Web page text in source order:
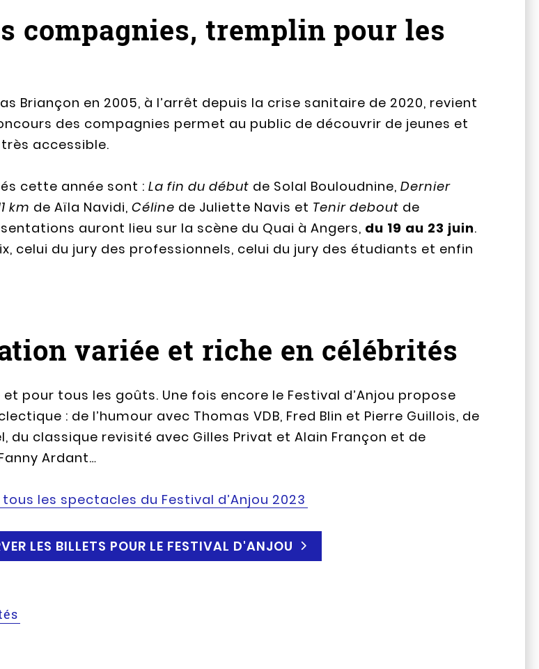
compagnies, tremplin pour les
Briançon en 2005, à l’arrêt depuis la crise sanitaire de 2020, revient
des compagnies permet au public de découvrir de jeunes et
accessible.
cette année sont : La fin du début de Solal Bouloudnine, Dernier
km de Aïla Navidi, Céline de Juliette Navis et Tenir debout de
auront lieu sur la scène du Quai à Angers, du 19 au 23 juin.
celui du jury des professionnels, celui du jury des étudiants et enfin
variée et riche en célébrités
pour tous les goûts. Une fois encore le Festival d’Anjou propose
: de l’humour avec Thomas VDB, Fred Blin et Pierre Guillois, de
du classique revisité avec Gilles Privat et Alain Françon et de
Ardant…
les spectacles du Festival d’Anjou 2023
LES BILLETS POUR LE FESTIVAL D'ANJOU